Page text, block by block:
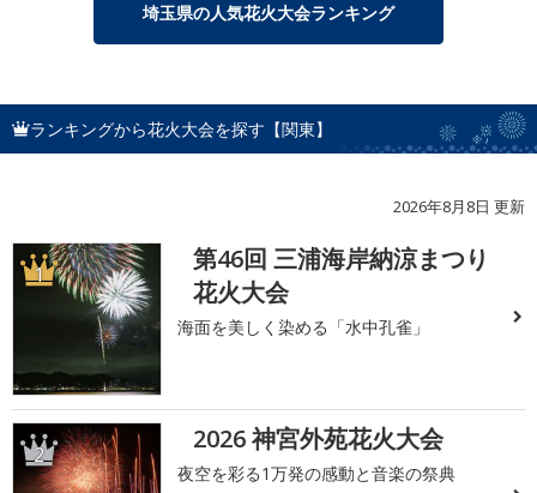
埼玉県の人気花火大会ランキング
ランキングから花火大会を探す【関東】
2026年8月8日 更新
1
第46回 三浦海岸納涼まつり
花火大会
海面を美しく染める「水中孔雀」
2 2026 神宮外苑花火大会
夜空を彩る1万発の感動と音楽の祭典